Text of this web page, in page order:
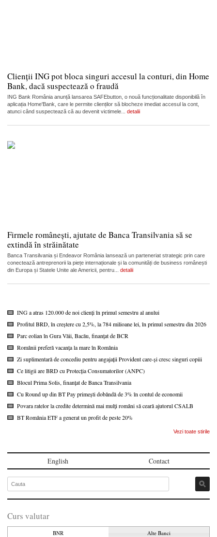
Clienții ING pot bloca singuri accesul la conturi, din Home
Bank, dacă suspectează o fraudă
ING Bank România anunță lansarea SAFEbutton, o nouă funcționalitate disponibilă în
aplicația Home'Bank, care le permite clienților să blocheze imediat accesul la cont,
atunci când suspectează că au devenit victimele... detalii
Firmele românești, ajutate de Banca Transilvania să se
extindă în străinătate
Banca Transilvania și Endeavor România lansează un parteneriat strategic prin care
conectează antreprenorii la piețe internaționale și la comunități de business românești
din Europa și Statele Unite ale Americii, pentru... detalii
ING a atras 120.000 de noi clienți în primul semestru al anului
Profitul BRD, în creștere cu 2,5%, la 784 milioane lei, în primul semestru din 2026
Parc eolian în Gura Văii, Bacău, finanțat de BCR
Românii preferă vacanța la mare în România
Zi suplimentară de concediu pentru angajații Provident care-și cresc singuri copiii
Ce litigii are BRD cu Protecția Consumatorilor (ANPC)
Blocul Prima Solis, finanțat de Banca Transilvania
Cu Round up din BT Pay primești dobândă de 3% în contul de economii
Povara ratelor la credite determină mai mulți români să ceară ajutorul CSALB
BT România ETF a generat un profit de peste 20%
Vezi toate stirile
English Contact
Curs valutar
BNR Alte Banci